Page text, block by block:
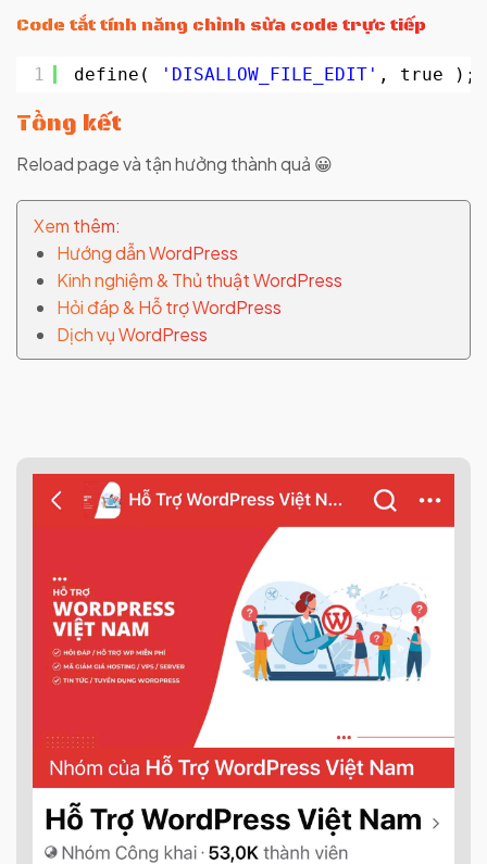
Code tắt tính năng chỉnh sửa code trực tiếp
1 define( 'DISALLOW_FILE_EDIT' , true );
Tổng kết
Reload page và tận hưởng thành quả 😀
Xem thêm:
Hướng dẫn WordPress
Kinh nghiệm & Thủ thuật WordPress
Hỏi đáp & Hỗ trợ WordPress
Dịch vụ WordPress